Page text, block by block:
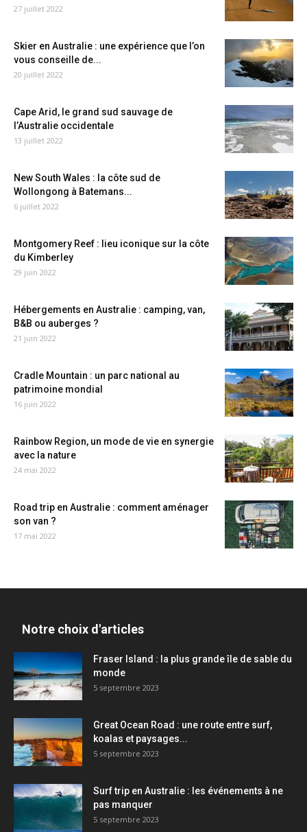
27 juillet 2022
Skier en Australie : une expérience que l’on
vous conseille de...
20 juillet 2022
Cape Arid, le grand sud sauvage de
l’Australie occidentale
13 juillet 2022
New South Wales : la côte sud de
Wollongong à Batemans...
6 juillet 2022
Montgomery Reef : lieu iconique sur la côte
du Kimberley
29 juin 2022
Hébergements en Australie : camping, van,
B&B ou auberges ?
21 juin 2022
Cradle Mountain : un parc national au
patrimoine mondial
16 juin 2022
Rainbow Region, un mode de vie en synergie
avec la nature
24 mai 2022
Road trip en Australie : comment aménager
son van ?
17 mai 2022
Notre choix d'articles
Fraser Island : la plus grande île de sable du
monde
5 septembre 2023
Great Ocean Road : une route entre surf,
koalas et paysages...
5 septembre 2023
Surf trip en Australie : les événements à ne
pas manquer
5 septembre 2023